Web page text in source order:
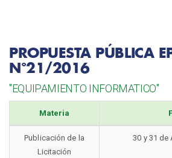
PROPUESTA PÚBLICA
N°21/2016
"EQUIPAMIENTO INFORMATICO"
Materia
Publicación de la
Licitación
30 y 31 de